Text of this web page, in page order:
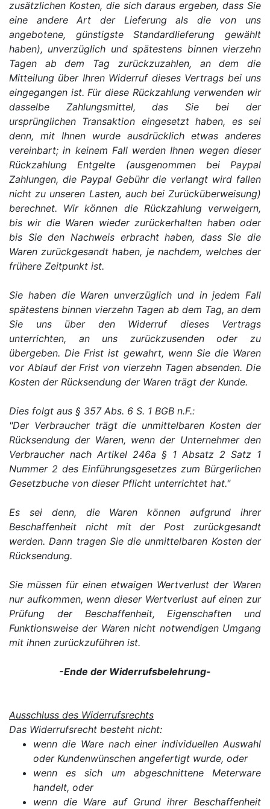
zusätzlichen Kosten, die sich daraus ergeben, dass Sie
eine andere Art der Lieferung als die von uns
angebotene, günstigste Standardlieferung gewählt
haben), unverzüglich und spätestens binnen vierzehn
Tagen ab dem Tag zurückzuzahlen, an dem die
Mitteilung über Ihren Widerruf dieses Vertrags bei uns
eingegangen ist. Für diese Rückzahlung verwenden wir
dasselbe Zahlungsmittel, das Sie bei der
ursprünglichen Transaktion eingesetzt haben, es sei
denn, mit Ihnen wurde ausdrücklich etwas anderes
vereinbart; in keinem Fall werden Ihnen wegen dieser
Rückzahlung Entgelte (ausgenommen bei Paypal
Zahlungen, die Paypal Gebühr die verlangt wird fallen
nicht zu unseren Lasten, auch bei Zurücküberweisung)
berechnet. Wir können die Rückzahlung verweigern,
bis wir die Waren wieder zurückerhalten haben oder
bis Sie den Nachweis erbracht haben, dass Sie die
Waren zurückgesandt haben, je nachdem, welches der
frühere Zeitpunkt ist.
Sie haben die Waren unverzüglich und in jedem Fall
spätestens binnen vierzehn Tagen ab dem Tag, an dem
Sie uns über den Widerruf dieses Vertrags
unterrichten, an uns zurückzusenden oder zu
übergeben. Die Frist ist gewahrt, wenn Sie die Waren
vor Ablauf der Frist von vierzehn Tagen absenden. Die
Kosten der Rücksendung der Waren trägt der Kunde.
Dies folgt aus § 357 Abs. 6 S. 1 BGB n.F.:
"Der Verbraucher trägt die unmittelbaren Kosten der
Rücksendung der Waren, wenn der Unternehmer den
Verbraucher nach Artikel 246a § 1 Absatz 2 Satz 1
Nummer 2 des Einführungsgesetzes zum Bürgerlichen
Gesetzbuche von dieser Pflicht unterrichtet hat."
Es sei denn, die Waren können aufgrund ihrer
Beschaffenheit nicht mit der Post zurückgesandt
werden. Dann tragen Sie die unmittelbaren Kosten der
Rücksendung.
Sie müssen für einen etwaigen Wertverlust der Waren
nur aufkommen, wenn dieser Wertverlust auf einen zur
Prüfung der Beschaffenheit, Eigenschaften und
Funktionsweise der Waren nicht notwendigen Umgang
mit ihnen zurückzuführen ist.
-Ende der Widerrufsbelehrung-
Ausschluss des Widerrufsrechts
Das Widerrufsrecht besteht nicht:
wenn die Ware nach einer individuellen Auswahl
oder Kundenwünschen angefertigt wurde, oder
wenn es sich um abgeschnittene Meterware
handelt, oder
wenn die Ware auf Grund ihrer Beschaffenheit